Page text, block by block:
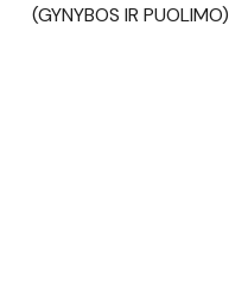
(GYNYBOS IR PUOLIMO)